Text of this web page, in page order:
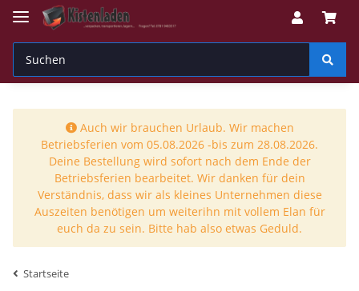
Auch wir brauchen Urlaub. Wir machen
Betriebsferien vom 05.08.2026 -bis zum 28.08.2026.
Deine Bestellung wird sofort nach dem Ende der
Betriebsferien bearbeitet. Wir danken für dein
Verständnis, dass wir als kleines Unternehmen diese
Auszeiten benötigen um weiterihn mit vollem Elan für
euch da zu sein. Bitte hab also etwas Geduld.
Startseite